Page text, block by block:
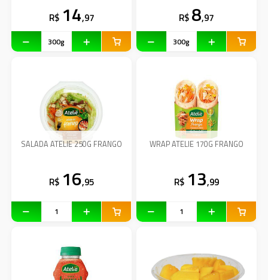
R$ 14,97 R$ 8,97
SALADA ATELIE 250G FRANGO
R$ 16,95
WRAP ATELIE 170G FRANGO
R$ 13,99